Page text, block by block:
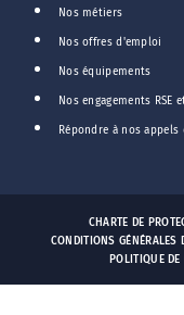
Nos métiers
Nos offres d'emploi
Nos équipements
Nos engagements RSE
Répondre à nos appels
CHARTE DE
CONDITIONS GÉNÉRALES
POLITIQUE